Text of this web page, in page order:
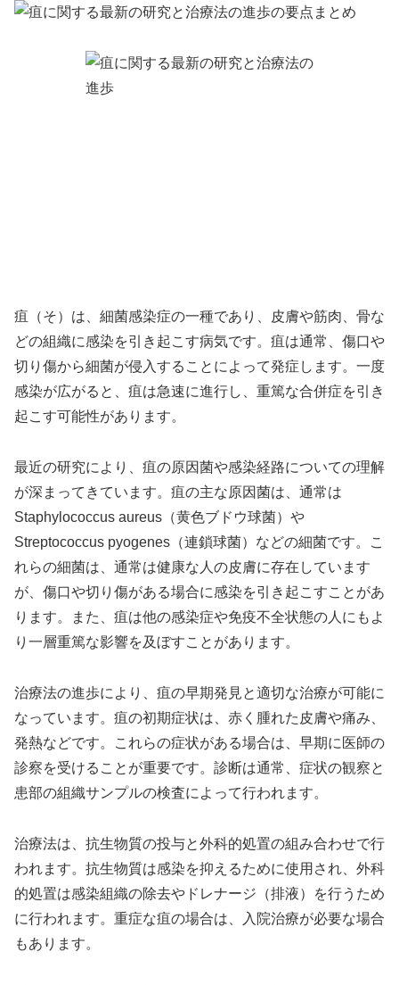
疽（そ）は、細菌感染症の一種であり、皮膚や筋肉、骨な
どの組織に感染を引き起こす病気です。疽は通常、傷口や
切り傷から細菌が侵入することによって発症します。一度
感染が広がると、疽は急速に進行し、重篤な合併症を引き
起こす可能性があります。
最近の研究により、疽の原因菌や感染経路についての理解
が深まってきています。疽の主な原因菌は、通常は
Staphylococcus aureus（黄色ブドウ球菌）や
Streptococcus pyogenes（連鎖球菌）などの細菌です。こ
れらの細菌は、通常は健康な人の皮膚に存在しています
が、傷口や切り傷がある場合に感染を引き起こすことがあ
ります。また、疽は他の感染症や免疫不全状態の人にもよ
り一層重篤な影響を及ぼすことがあります。
治療法の進歩により、疽の早期発見と適切な治療が可能に
なっています。疽の初期症状は、赤く腫れた皮膚や痛み、
発熱などです。これらの症状がある場合は、早期に医師の
診察を受けることが重要です。診断は通常、症状の観察と
患部の組織サンプルの検査によって行われます。
治療法は、抗生物質の投与と外科的処置の組み合わせで行
われます。抗生物質は感染を抑えるために使用され、外科
的処置は感染組織の除去やドレナージ（排液）を行うため
に行われます。重症な疽の場合は、入院治療が必要な場合
もあります。